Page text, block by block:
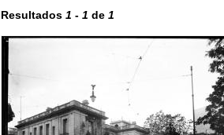
Resultados 1 - 1 de 1